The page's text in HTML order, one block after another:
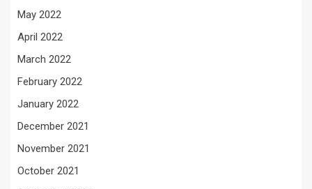
May 2022
April 2022
March 2022
February 2022
January 2022
December 2021
November 2021
October 2021